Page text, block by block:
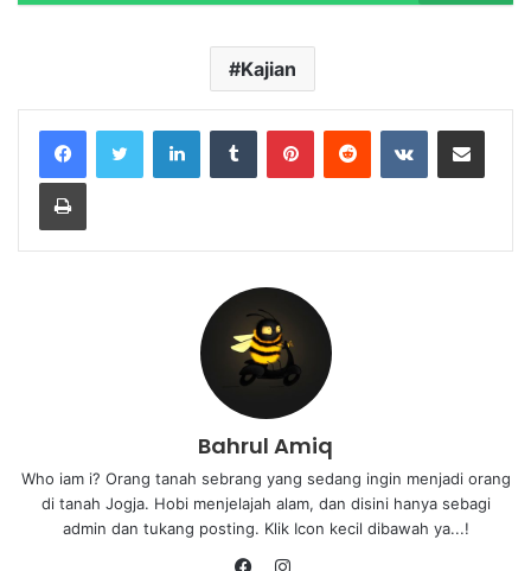
Kajian
Bahrul Amiq
Who iam i? Orang tanah sebrang yang sedang ingin menjadi orang
di tanah Jogja. Hobi menjelajah alam, dan disini hanya sebagi
admin dan tukang posting. Klik Icon kecil dibawah ya...!